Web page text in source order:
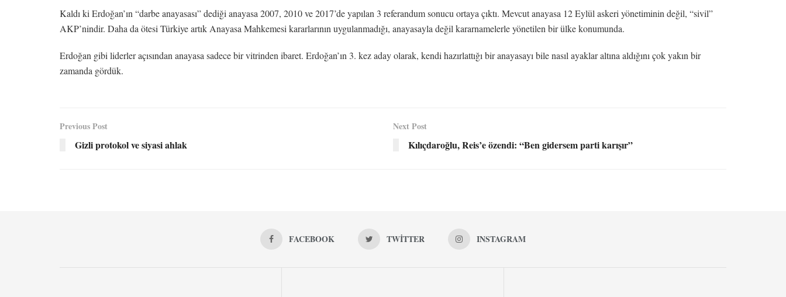
Kaldı ki Erdoğan’ın “darbe anayasası” dediği anayasa 2007, 2010 ve 2017’de yapılan 3 referandum sonucu ortaya çıktı. Mevcut anayasa 12 Eylül askeri yönetiminin değil, “sivil”
AKP’nindir. Daha da ötesi Türkiye artık Anayasa Mahkemesi kararlarının uygulanmadığı, anayasayla değil kararnamelerle yönetilen bir ülke konumunda.
Erdoğan gibi liderler açısından anayasa sadece bir vitrinden ibaret. Erdoğan’ın 3. kez aday olarak, kendi hazırlattığı bir anayasayı bile nasıl ayaklar altına aldığını çok yakın bir
zamanda gördük.
Previous Post
Gizli protokol ve siyasi ahlak
Next Post
Kılıçdaroğlu, Reis’e özendi: “Ben gidersem parti karışır”
FACEBOOK TWITTER INSTAGRAM